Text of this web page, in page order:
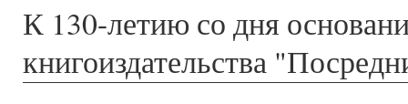
К 130-летию со дня
книгоиздательства